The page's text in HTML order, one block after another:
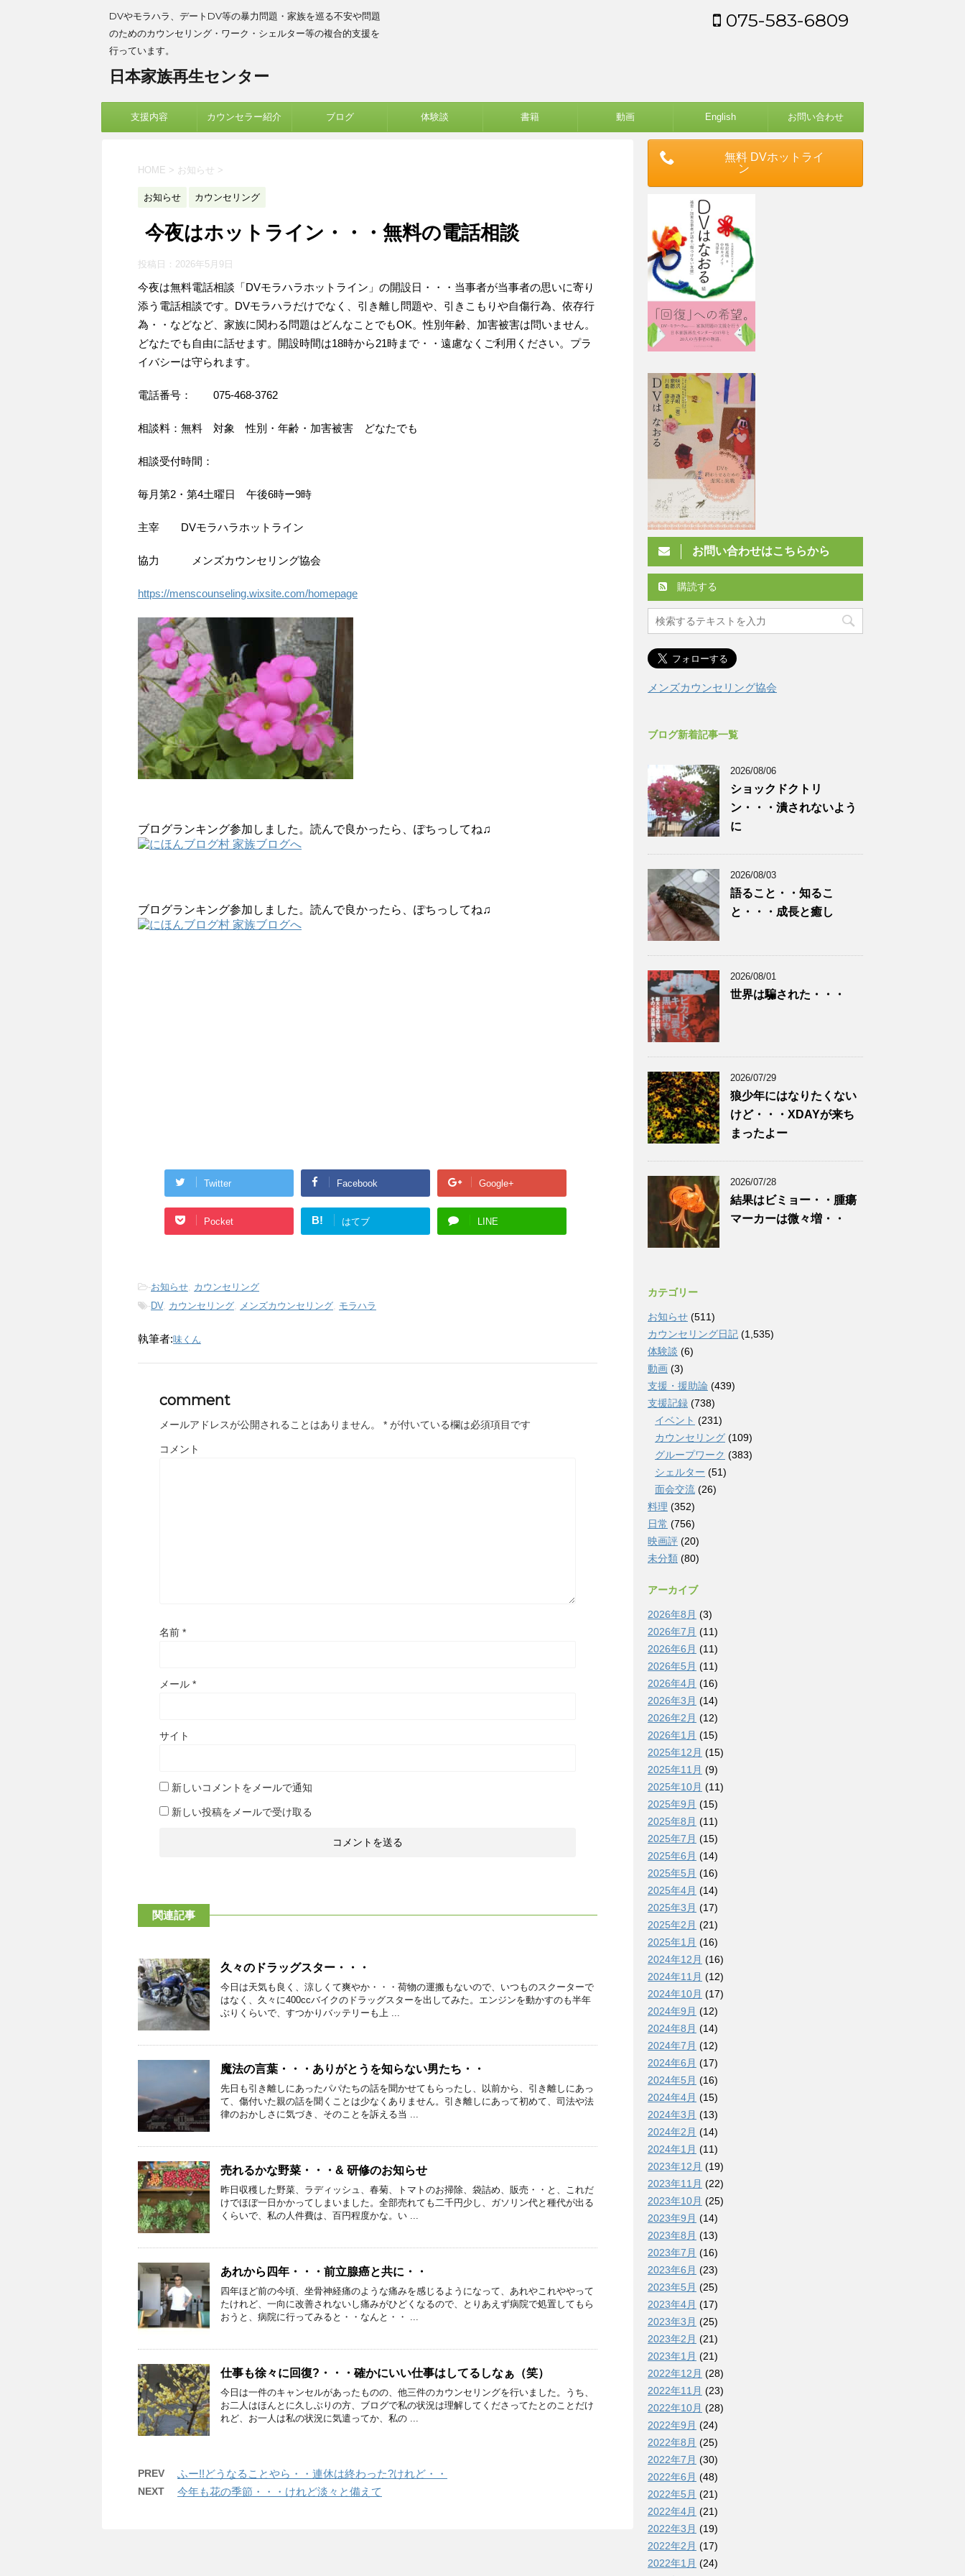
DVやモラハラ、デートDV等の暴力問題・家族を巡る不安や問題
のためのカウンセリング・ワーク・シェルター等の複合的支援を
行っています。
日本家族再生センター
075-583-6809
支援内容 カウンセラー紹介 ブログ 体験談 書籍 動画 English お問い合わせ
HOME > お知らせ >
お知らせ カウンセリング
今夜はホットライン・・・無料の電話相談
投稿日： 2026年5月9日
今夜は無料電話相談「DVモラハラホットライン」の開設日・・・当事者が当事者の思いに寄り
添う電話相談です。DVモラハラだけでなく、引き離し問題や、引きこもりや自傷行為、依存行
為・・などなど、家族に関わる問題はどんなことでもOK。性別年齢、加害被害は問いません。
どなたでも自由に話せます。開設時間は18時から21時まで・・遠慮なくご利用ください。プラ
イバシーは守られます。
電話番号： 075-468-3762
相談料：無料 対象 性別・年齢・加害被害 どなたでも
相談受付時間：
毎月第2・第4土曜日 午後6時ー9時
主宰 DVモラハラホットライン
協力 メンズカウンセリング協会
https://menscounseling.wixsite.com/homepage
ブログランキング参加しました。読んで良かったら、ぽちっしてね♫
ブログランキング参加しました。読んで良かったら、ぽちっしてね♫
Twitter Facebook Google+
Pocket B! はてブ LINE
-お知らせ, カウンセリング
-DV, カウンセリング, メンズカウンセリング, モラハラ
執筆者:味くん
comment
メールアドレスが公開されることはありません。 * が付いている欄は必須項目です
コメント
名前 *
メール *
サイト
新しいコメントをメールで通知
新しい投稿をメールで受け取る
関連記事
久々のドラッグスター・・・
今日は天気も良く、涼しくて爽やか・・・荷物の運搬もないので、いつものスクーターで
はなく、久々に400ccバイクのドラッグスターを出してみた。エンジンを動かすのも半年
ぶりくらいで、すつかりバッテリーも上 ...
魔法の言葉・・・ありがとうを知らない男たち・・
先日も引き離しにあったパパたちの話を聞かせてもらったし、以前から、引き離しにあっ
て、傷付いた親の話を聞くことは少なくありません。引き離しにあって初めて、司法や法
律のおかしさに気づき、そのことを訴える当 ...
売れるかな野菜・・・& 研修のお知らせ
昨日収穫した野菜、ラディッシュ、春菊、トマトのお掃除、袋詰め、販売・・と、これだ
けでほぼ一日かかってしまいました。全部売れても二千円少し、ガソリン代と種代が出る
くらいで、私の人件費は、百円程度かな。い ...
あれから四年・・・前立腺癌と共に・・
四年ほど前の今頃、坐骨神経痛のような痛みを感じるようになって、あれやこれややって
たけれど、一向に改善されないし痛みがひどくなるので、とりあえず病院で処置してもら
おうと、病院に行ってみると・・なんと・・ ...
仕事も徐々に回復?・・・確かにいい仕事はしてるしなぁ（笑）
今日は一件のキャンセルがあったものの、他三件のカウンセリングを行いました。うち、
お二人はほんとに久しぶりの方、ブログで私の状況は理解してくださってたとのことだけ
れど、お一人は私の状況に気遣ってか、私の ...
PREV ふー!!どうなることやら・・連休は終わった?けれど・・
NEXT 今年も花の季節・・・けれど淡々と備えて
無料 DVホットライ
ン
お問い合わせはこちらから
購読する
メンズカウンセリング協会
ブログ新着記事一覧
2026/08/06
ショックドクトリ
ン・・・潰されないよう
に
2026/08/03
語ること・・知るこ
と・・・成長と癒し
2026/08/01
世界は騙された・・・
2026/07/29
狼少年にはなりたくない
けど・・・XDAYが来ち
まったよー
2026/07/28
結果はビミョー・・腫瘍
マーカーは微々増・・
カテゴリー
お知らせ (511)
カウンセリング日記 (1,535)
体験談 (6)
動画 (3)
支援・援助論 (439)
支援記録 (738)
イベント (231)
カウンセリング (109)
グループワーク (383)
シェルター (51)
面会交流 (26)
料理 (352)
日常 (756)
映画評 (20)
未分類 (80)
アーカイブ
2026年8月 (3)
2026年7月 (11)
2026年6月 (11)
2026年5月 (11)
2026年4月 (16)
2026年3月 (14)
2026年2月 (12)
2026年1月 (15)
2025年12月 (15)
2025年11月 (9)
2025年10月 (11)
2025年9月 (15)
2025年8月 (11)
2025年7月 (15)
2025年6月 (14)
2025年5月 (16)
2025年4月 (14)
2025年3月 (17)
2025年2月 (21)
2025年1月 (16)
2024年12月 (16)
2024年11月 (12)
2024年10月 (17)
2024年9月 (12)
2024年8月 (14)
2024年7月 (12)
2024年6月 (17)
2024年5月 (16)
2024年4月 (15)
2024年3月 (13)
2024年2月 (14)
2024年1月 (11)
2023年12月 (19)
2023年11月 (22)
2023年10月 (25)
2023年9月 (14)
2023年8月 (13)
2023年7月 (16)
2023年6月 (23)
2023年5月 (25)
2023年4月 (17)
2023年3月 (25)
2023年2月 (21)
2023年1月 (21)
2022年12月 (28)
2022年11月 (23)
2022年10月 (28)
2022年9月 (24)
2022年8月 (25)
2022年7月 (30)
2022年6月 (48)
2022年5月 (21)
2022年4月 (21)
2022年3月 (19)
2022年2月 (17)
2022年1月 (24)